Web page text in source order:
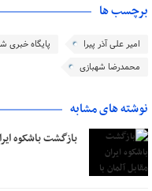
برچسب ها
امیر علی آذر پیرا پایگاه خبری
محمدرضا شهبازی
نوشته های مشابه
بازگشت باشکوه